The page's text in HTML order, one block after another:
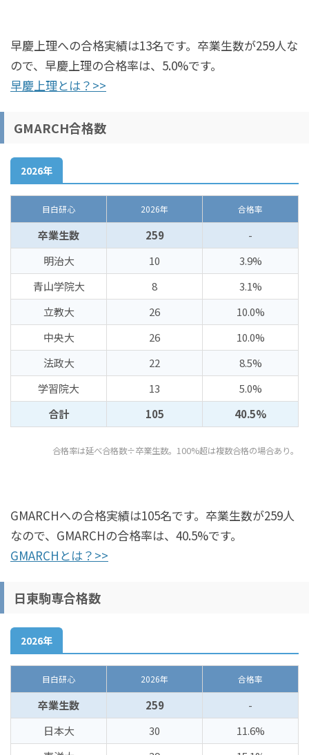
早慶上理への合格実績は13名です。卒業生数が259人な
ので、早慶上理の合格率は、5.0%です。
早慶上理とは？>>
GMARCH合格数
2026年
目白研心 2026年 合格率
卒業生数 259
-
明治大
10
3.9%
青山学院大
8
3.1%
立教大
26
10.0%
中央大
26
10.0%
法政大
22
8.5%
学習院大
13
5.0%
合計
105 40.5%
合格率は延べ合格数÷卒業生数。100%超は複数合格の場合あり。
GMARCHへの合格実績は105名です。卒業生数が259人
なので、GMARCHの合格率は、40.5%です。
GMARCHとは？>>
日東駒専合格数
2026年
目白研心 2026年 合格率
卒業生数 259
-
日本大
30
11.6%